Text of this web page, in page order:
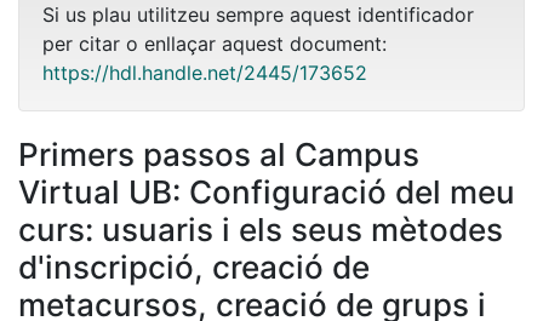
Si us plau utilitzeu sempre aquest identificador
per citar o enllaçar aquest document:
https://hdl.handle.net/2445/173652
Primers passos al Campus
Virtual UB: Configuració del meu
curs: usuaris i els seus mètodes
d'inscripció, creació de
metacursos, creació de grups i